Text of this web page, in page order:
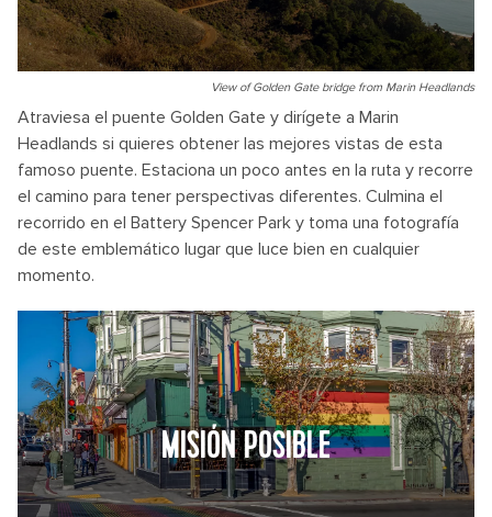
View of Golden Gate bridge from Marin Headlands
Atraviesa el puente Golden Gate y dirígete a Marin
Headlands si quieres obtener las mejores vistas de esta
famoso puente. Estaciona un poco antes en la ruta y recorre
el camino para tener perspectivas diferentes. Culmina el
recorrido en el Battery Spencer Park y toma una fotografía
de este emblemático lugar que luce bien en cualquier
momento.
MISIÓN POSIBLE